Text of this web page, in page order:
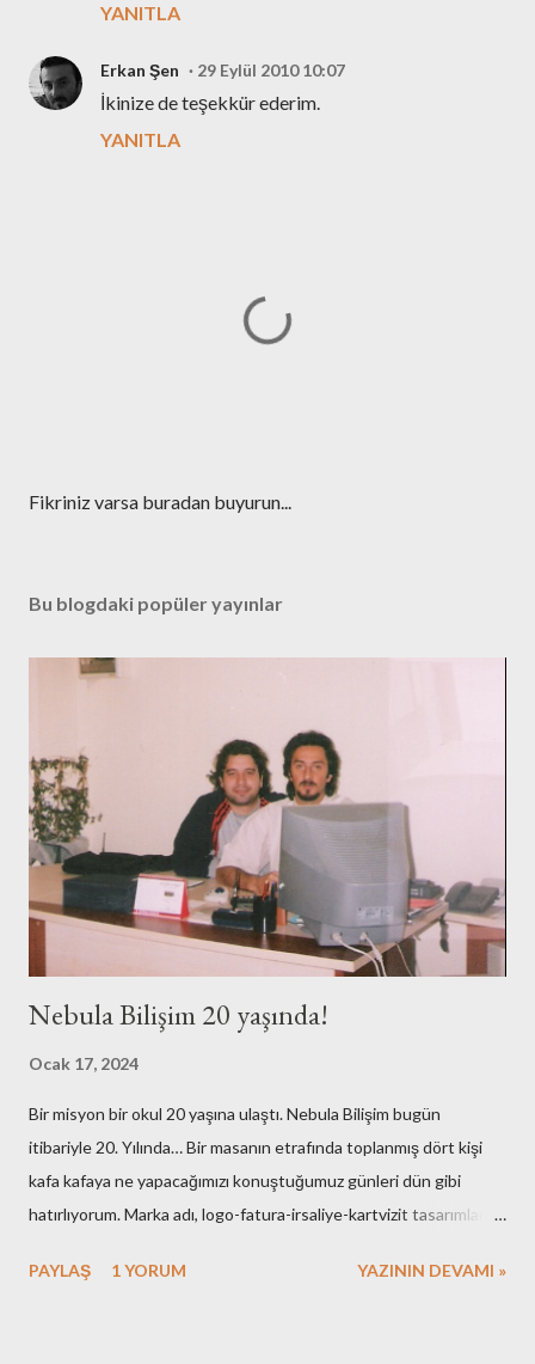
YANITLA
Erkan Şen 29 Eylül 2010 10:07
İkinize de teşekkür ederim.
YANITLA
Y
m
ö
r
Fikriniz varsa buradan buyurun...
Bu blogdaki popüler yayınlar
Nebula Bilişim 20 yaşında!
Ocak 17, 2024
Bir misyon bir okul 20 yaşına ulaştı. Nebula Bilişim bugün
itibariyle 20. Yılında… Bir masanın etrafında toplanmış dört kişi
kafa kafaya ne yapacağımızı konuştuğumuz günleri dün gibi
hatırlıyorum. Marka adı, logo-fatura-irsaliye-kartvizit tasarımları,
gerekli resmi hazırlıklar. Neredeyse tüm işlemleri kendimiz yaptık.
PAYLAŞ 1 YORUM YAZININ DEVAMI »